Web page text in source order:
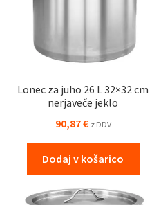
Lonec za juho 26 L 32×32 cm
nerjaveče jeklo
90,87€ z DDV
Dodaj v košarico